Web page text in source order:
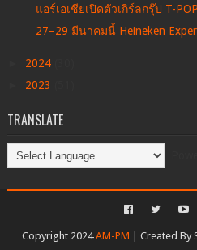
แอร์เอเชียเปิดตัวเกิร์ลกรุ๊ป T-
27–29 มีนาคมนี้ Heineken
2024
2023
TRANSLATE
Copyright 2024AM-PM | Created By